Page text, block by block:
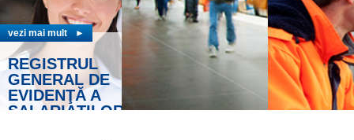
REGISTRUL
vezi mai mult ►
RELAŢII DE MUNCĂ
vezi mai mult